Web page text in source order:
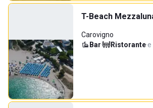
T-Beach
Carovigno
Bar· Ristorante·e